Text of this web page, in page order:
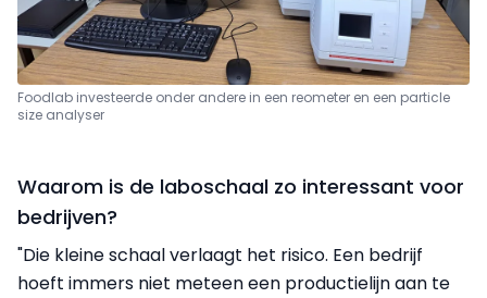
Foodlab investeerde onder andere in een reometer en een particle
size analyser
Waarom is de laboschaal zo interessant voor
bedrijven?
"Die kleine schaal verlaagt het risico. Een bedrijf
hoeft immers niet meteen een productielijn aan te